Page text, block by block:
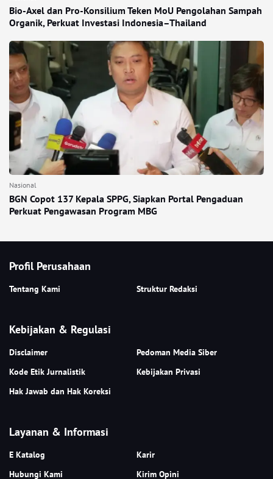
Bio-Axel dan Pro-Konsilium Teken MoU Pengolahan Sampah
Organik, Perkuat Investasi Indonesia–Thailand
Nasional
BGN Copot 137 Kepala SPPG, Siapkan Portal Pengaduan
Perkuat Pengawasan Program MBG
Profil Perusahaan
Tentang Kami Struktur Redaksi
Kebijakan & Regulasi
Disclaimer
Pedoman Media Siber
Kode Etik Jurnalistik
Kebijakan Privasi
Hak Jawab dan Hak Koreksi
Layanan & Informasi
E Katalog
Karir
Hubungi Kami
Kirim Opini